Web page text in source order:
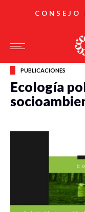
CONSEJO
PUBLICACIONES
Ecología